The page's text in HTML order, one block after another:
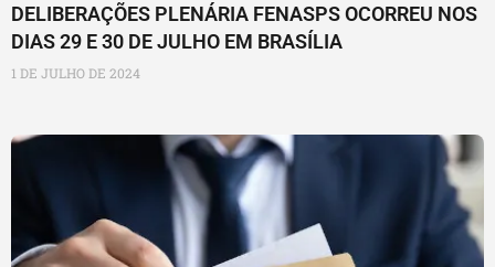
DELIBERAÇÕES PLENÁRIA FENASPS OCORREU NOS
DIAS 29 E 30 DE JULHO EM BRASÍLIA
1 DE JULHO DE 2024